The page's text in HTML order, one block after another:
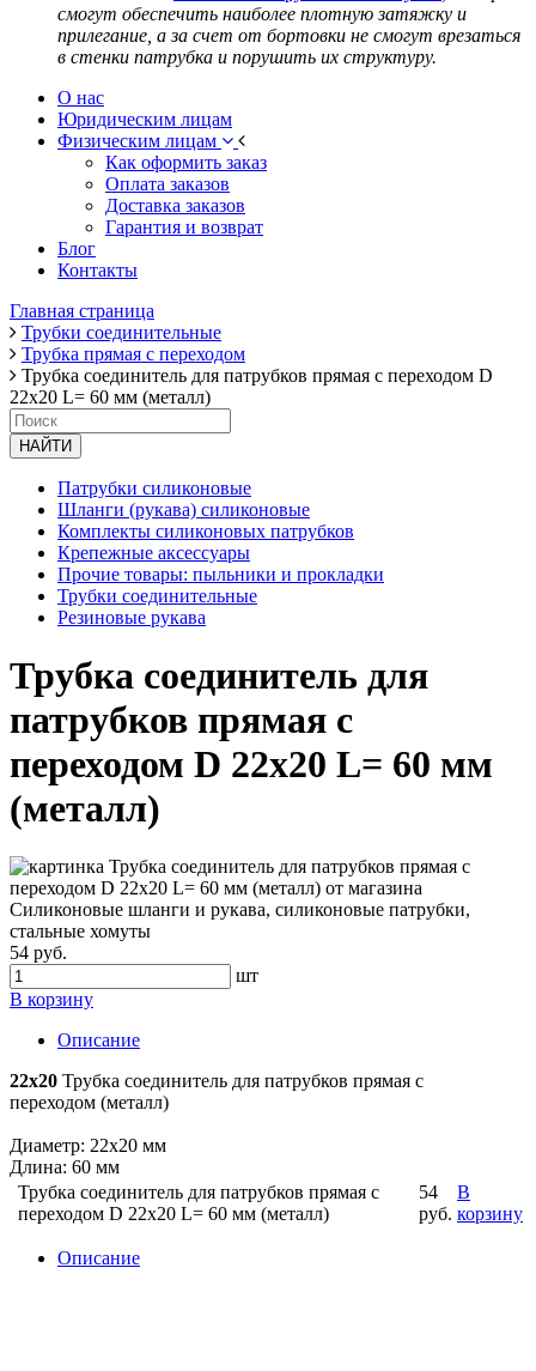
смогут обеспечить наиболее плотную затяжку и
прилегание, а за счет от бортовки не смогут врезаться
в стенки патрубка и порушить их структуру.
О нас
Юридическим лицам
Физическим лицам
Как оформить заказ
Оплата заказов
Доставка заказов
Гарантия и возврат
Блог
Контакты
Главная страница
Трубки соединительные
Трубка прямая с переходом
Трубка соединитель для патрубков прямая с переходом D
22х20 L= 60 мм (металл)
НАЙТИ
Патрубки силиконовые
Шланги (рукава) силиконовые
Комплекты силиконовых патрубков
Крепежные аксессуары
Прочие товары: пыльники и прокладки
Трубки соединительные
Резиновые рукава
Трубка соединитель для
патрубков прямая с
переходом D 22х20 L= 60 мм
(металл)
54 руб.
шт
В корзину
Описание
22х20 Трубка соединитель для патрубков прямая с
переходом (металл)
Диаметр: 22х20 мм
Длина: 60 мм
Трубка соединитель для патрубков прямая с
переходом D 22х20 L= 60 мм (металл)
54
руб.
В
корзину
Описание